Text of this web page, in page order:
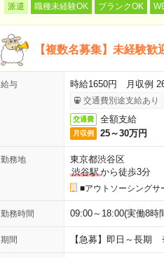
派遣 職種未経験OK ブランクOK
【複数名募集】未経験
給与 時給1650円 月収例
交通費別途支給あり
交通費 全額支給
月収例 25～30万円
勤務地
東京都渋谷区
渋谷駅から徒歩3分
■アウトソーシングサ
勤務時間 09:00～18:00(実働8
期間 【急募】即日～長期